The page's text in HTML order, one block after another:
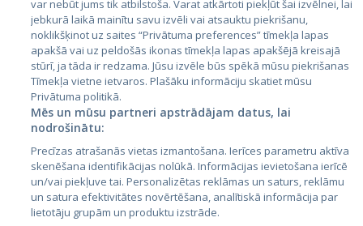
City24.lv
City24.ee
GetaPro.lv
GetaPro.ee
Skelbiu.lt
CVbankas.lt
Kainos.lt
Paslaugos.lt
auto24.ee
var nebūt jums tik atbilstoša. Varat atkārtoti piekļūt šai izvēlnei, lai
jebkurā laikā mainītu savu izvēli vai atsauktu piekrišanu,
noklikšķinot uz saites “Privātuma preferences” tīmekļa lapas
apakšā vai uz peldošās ikonas tīmekļa lapas apakšējā kreisajā
stūrī, ja tāda ir redzama. Jūsu izvēle būs spēkā mūsu piekrišanas
Tīmekļa vietne ietvaros. Plašāku informāciju skatiet mūsu
Privātuma politikā.
Mēs un mūsu partneri apstrādājam datus, lai
nodrošinātu:
Precīzas atrašanās vietas izmantošana. Ierīces parametru aktīva
skenēšana identifikācijas nolūkā. Informācijas ievietošana ierīcē
un/vai piekļuve tai. Personalizētas reklāmas un saturs, reklāmu
un satura efektivitātes novērtēšana, analītiskā informācija par
lietotāju grupām un produktu izstrāde.